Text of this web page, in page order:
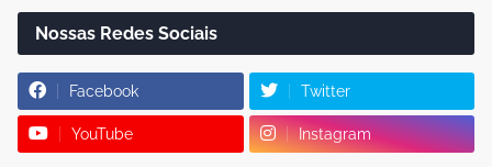
Nossas Redes Sociais
Facebook Twitter
YouTube Instagram